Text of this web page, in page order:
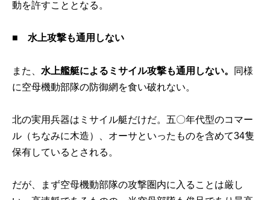
動を許すこととなる。
■水上攻撃も通用しない
また、 水上艦艇によるミサイル攻撃も通用しない。
同様
に空母機動部隊の防御網を食い破れない。
北の実用兵器はミサイル艇だけだ。五〇年代型のコマー
ル（ちなみに木造）、オーサといったものを含めて34隻
保有しているとされる。
だが、まず空母機動部隊の攻撃圏内に入ることは厳し